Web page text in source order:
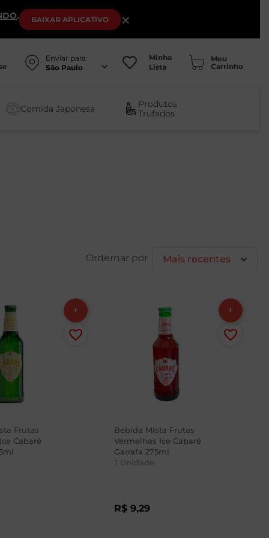
. BAIXAR APLICATIVO ×
Enviar para:
São Paulo
Minha
Lista
Comida Japonesa
Produtos
Trufados
Mais recentes
Frutas
Cabaré
Bebida Mista Frutas
Vermelhas Ice Cabaré
Garrafa 275ml
1 Unidade
R$ 9,29